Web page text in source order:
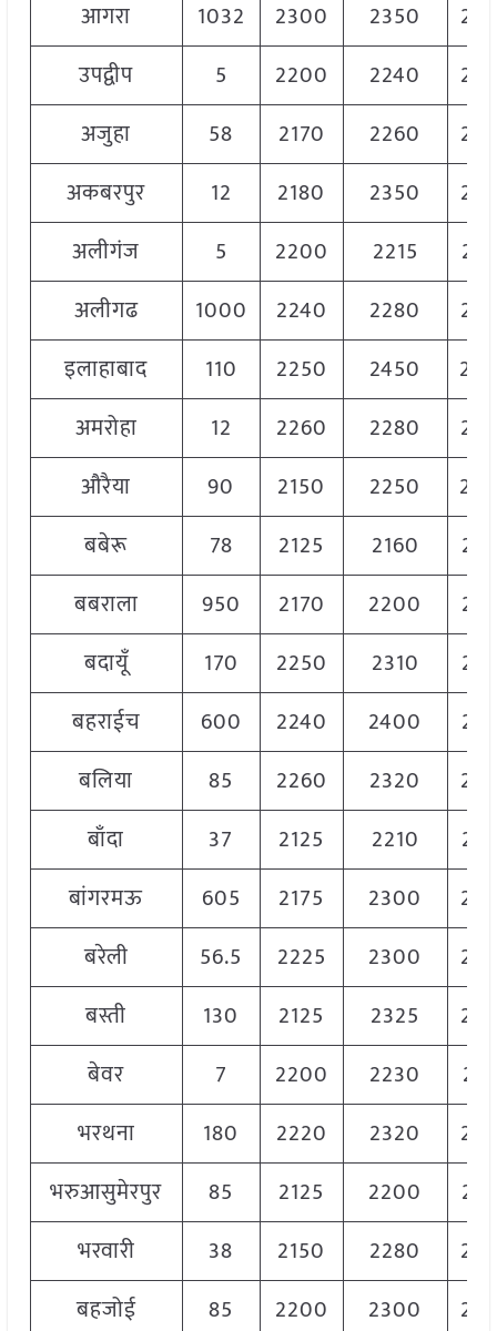
आगरा 1032 2300 2350
उपद्वीप
5 2200 2240
अजुहा
58 2170 2260
अकबरपुर
12 2180 2350
अलीगंज
5 2200 2215
अलीगढ
1000 2240 2280
इलाहाबाद
110 2250 2450
अमरोहा
12 2260 2280
औरैया
90 2150 2250
बबेरू
78 2125 2160
बबराला
950 2170 2200
बदायूँ
170 2250 2310
बहराईच
600 2240 2400
बलिया
85 2260 2320
बाँदा
37 2125 2210
बांगरमऊ
605 2175 2300
बरेली
56.5 2225 2300
बस्ती
130 2125 2325
बेवर
7 2200 2230
भरथना
180 2220 2320
भरुआसुमेरपुर
85 2125 2200
भरवारी
38 2150 2280
बहजोई
85 2200 2300